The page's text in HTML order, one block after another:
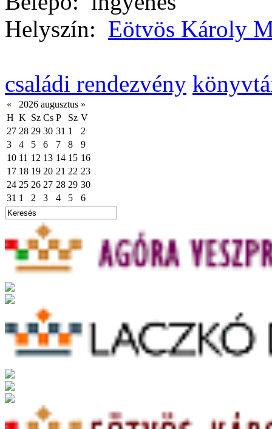
Helyszín: Eötvös Károly
családi rendezvény
« 2026 augusztus »
H K Sz Cs P Sz V
27 28 29 30 31 1
2
3
4 5 6 7 8
9
10 11 12 13 14 15 16
17 18 19 20 21 22 23
24 25 26 27 28 29 30
31 1 2 3 4 5 6